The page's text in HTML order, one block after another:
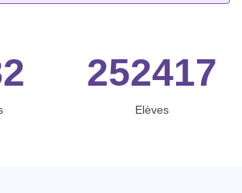
252417
Elèves